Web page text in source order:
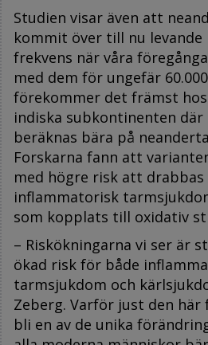
Studien visar även att
kommit över till nu levande
frekvens när våra
med dem för ungefär
förekommer det främst
indiska subkontinenten där
beräknas bära på
Forskarna fann att
med högre risk att
inflammatorisk
som kopplats till oxidativ
– Riskökningarna vi ser är
ökad risk för både
tarmsjukdom och
Zeberg. Varför just den
bli en av de unika